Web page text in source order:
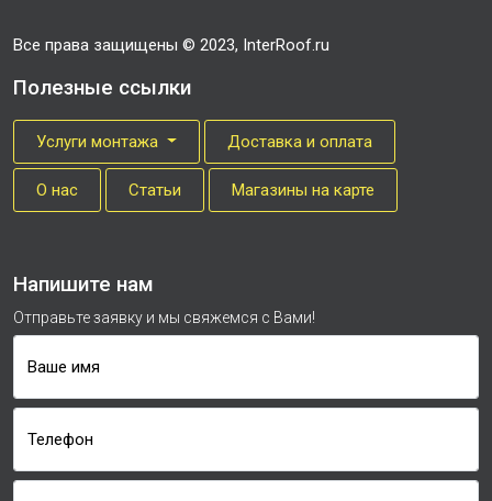
Все права защищены © 2023, InterRoof.ru
Полезные ссылки
Услуги монтажа Доставка и оплата
О нас Cтатьи Магазины на карте
Напишите нам
Отправьте заявку и мы свяжемся с Вами!
Ваше имя
Телефон